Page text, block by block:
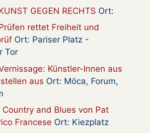
GEGEN RECHTS Ort:
rettet Freiheit und
Ort: Pariser Platz -
Tor
Künstler-Innen aus
aus Ort: Möca, Forum,
Country and Blues von Pat
Francese Ort: Kiezplatz